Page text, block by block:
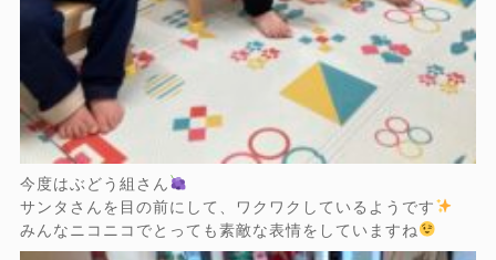
今度はぶどう組さん
サンタさんを目の前にして、ワクワクしているようです
みんなニコニコでとっても素敵な表情をしていますね